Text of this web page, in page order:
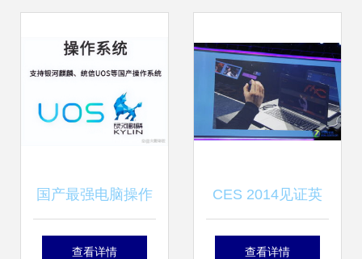
国产最强电脑操作
系统诞生 用户超
查看详情
CES 2014见证英
特尔推身临其境化
查看详情